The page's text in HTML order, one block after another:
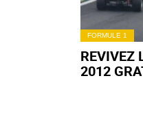
FORMULE 1
REVIVEZ
2012